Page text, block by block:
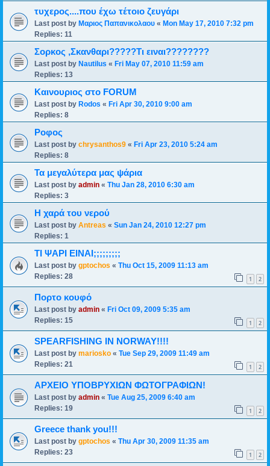
τυχερος....που έχω τέτοιο ζευγάρι
Last post by Μαριος Παπανικολαου « Mon May 17, 2010 7:32 pm
Replies: 11
Σορκος ,Σκανθαρι?????Τι ειναι????????
Last post by Nautilus « Fri May 07, 2010 11:59 am
Replies: 13
Kαινουριος στο FORUM
Last post by Rodos « Fri Apr 30, 2010 9:00 am
Replies: 8
Ροφος
Last post by chrysanthos9 « Fri Apr 23, 2010 5:24 am
Replies: 8
Τα μεγαλύτερα μας ψάρια
Last post by admin « Thu Jan 28, 2010 6:30 am
Replies: 3
Η χαρά του νερού
Last post by Antreas « Sun Jan 24, 2010 12:27 pm
Replies: 1
ΤΙ ΨΑΡΙ ΕΙΝΑΙ;;;;;;;;;
Last post by gptochos « Thu Oct 15, 2009 11:13 am
Replies: 28 1 2
Πορτο κουφό
Last post by admin « Fri Oct 09, 2009 5:35 am
Replies: 15 1 2
SPEARFISHING IN NORWAY!!!!
Last post by mariosko « Tue Sep 29, 2009 11:49 am
Replies: 21 1 2
ΑΡΧΕΙΟ ΥΠΟΒΡΥΧΙΩΝ ΦΩΤΟΓΡΑΦΙΩΝ!
Last post by admin « Tue Aug 25, 2009 6:40 am
Replies: 19 1 2
Greece thank you!!!
Last post by gptochos « Thu Apr 30, 2009 11:35 am
Replies: 23 1 2